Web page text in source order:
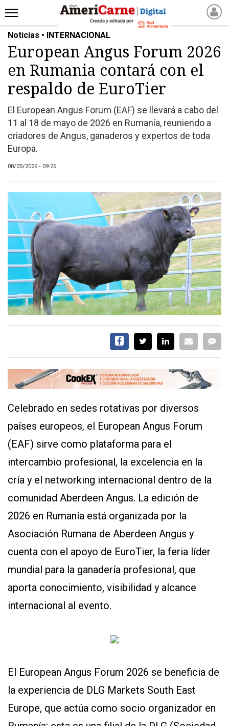
INICIO
NOTICIAS RECIENTES
NOTICIAS
ARTICULOS
PRODUCCIÓN
PROCESO
PRODUCTO
NUEVOS PRODUCTOS
REVISTAS
CATÁLOGO DE CORTES
DE CARNE VACUNA
EVENTOS Y
CAPACITACIONES
DIRECTORIO
CALENDARIO
MEDIA KIT
TEMAS DESTACADOS
VACAS
INVESTIGACIÓN
AGRO
CONCURSO
PREMIO
SERVICIOS
AYUDA
Y
POLÍTICAS
SOMOS
Noticias • INTERNACIONAL
European Angus Forum 2026
en Rumania contará con el
respaldo de EuroTier
El European Angus Forum (EAF) se llevará a cabo del
11 al 18 de mayo de 2026 en Rumanía, reuniendo a
criadores de Angus, ganaderos y expertos de toda
Europa.
08/05/2026 • 09:26
Celebrado en sedes rotativas por diversos
países europeos, el European Angus Forum
(EAF) sirve como plataforma para el
intercambio profesional, la excelencia en la
cría y el networking internacional dentro de la
comunidad Aberdeen Angus. La edición de
2026 en Rumanía está organizada por la
Asociación Rumana de Aberdeen Angus y
cuenta con el apoyo de EuroTier, la feria líder
mundial para la ganadería profesional, que
aporta conocimiento, visibilidad y alcance
internacional al evento.
El European Angus Forum 2026 se beneficia de
la experiencia de DLG Markets South East
Europe, que actúa como socio organizador en